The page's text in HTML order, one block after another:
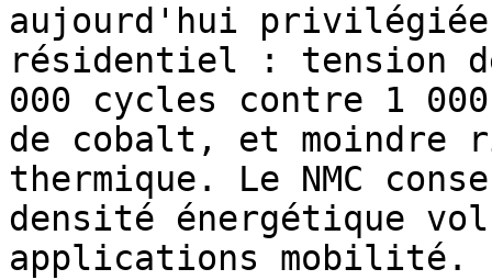
aujourd'hui
résidentiel : tension
000 cycles contre 1
de cobalt, et moindre
thermique. Le NMC
densité énergétique
applications mobilité.